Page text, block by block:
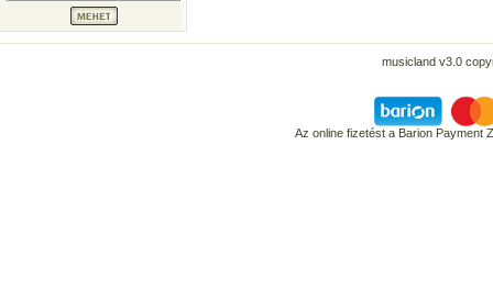
musicland v3.0
Az online fizetést a Barion Payment